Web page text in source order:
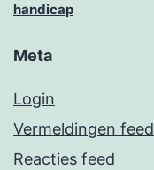
handicap
Meta
Login
Vermeldingen feed
Reacties feed